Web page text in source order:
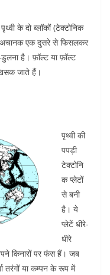
के दो ब्लॉकों (टेक्टोनिक
एक दुसरे से फिसलकर
है। फ़ॉल्ट या फ़ॉल्ट
जाते हैं।
पृथ्वी की
पपड़ी
टेक्टोनि
क प्लेटों
से बनी
है। ये
प्लेटें धीरे-
धीरे
किनारों पर फंस हैं। जब
तरंगों या कम्पन के रूप में